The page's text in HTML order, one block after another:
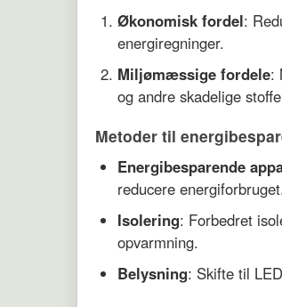
Økonomisk fordel:
energiregninger.
Miljømæssige fordele:
og andre skadelige
Metoder til
Energibesparende
reducere
Isolering: Forbedret
opvarmning.
Belysning: Skifte til